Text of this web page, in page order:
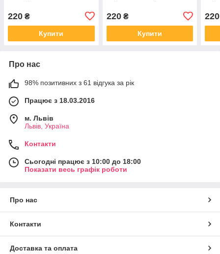
220 ₴
Купити
220₴
Купити
220
Про нас
98% позитивних з 61 відгука за рік
Працює з 18.03.2016
м. Львів
Львів, Україна
Контакти
Сьогодні працює з 10:00 до 18:00
Показати весь графік роботи
Про нас
Контакти
Доставка та оплата